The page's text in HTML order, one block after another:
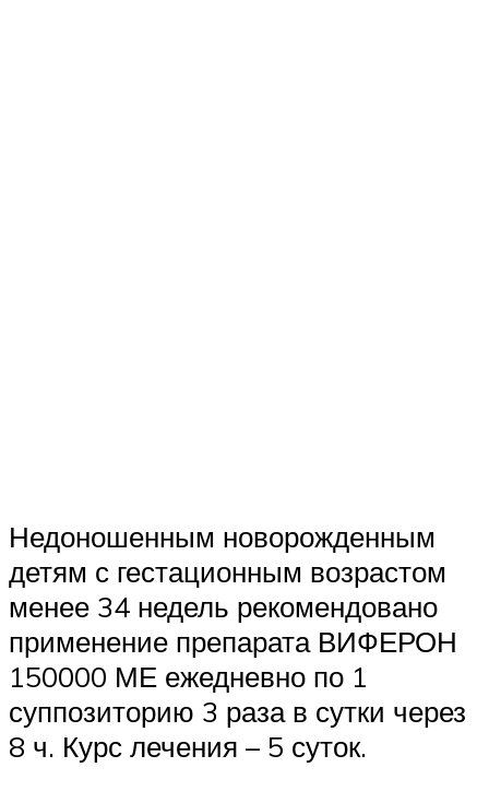
Недоношенным новорожденным
детям с гестационным возрастом
менее 34 недель рекомендовано
применение препарата ВИФЕРОН
150000 МЕ ежедневно по 1
суппозиторию 3 раза в сутки через
8 ч. Курс лечения – 5 суток.